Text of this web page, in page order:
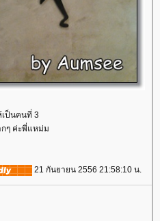
เป็นคนที่ 3
ๆ ค่ะพี่แหม่ม
21 กันยายน 2556 21:58:10 น.